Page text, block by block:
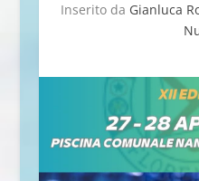
Inserito da Gianluca